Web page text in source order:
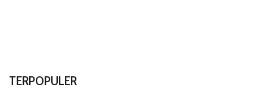
TERPOPULER